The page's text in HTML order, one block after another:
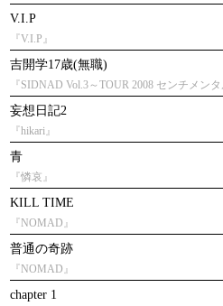
V.I.P
『V.I.P』
吉開学17歳(無職)
『SIDNAD Vol.3～TOUR 2008 センチメンタ
妄想日記2
『hikari』
青
『憐哀』
KILL TIME
『NOMAD』
普通の奇跡
『NOMAD』
chapter 1